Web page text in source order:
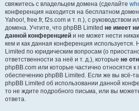
свяжитесь с владельцем домена (сделайте
конференция находится на бесплатном
Yahoo!, free.fr, f2s.com и т. п.), с руководством
домена. Учтите, что phpBB Limited не имеет
данной конференцией и не может нести
кем и как данная конференция используется.
Limited по юридическим вопросам (о
ответственности за неё и т. д.), которые не
phpBB.com или которые частично относятся
обеспечению phpBB Limited. Если же вы всё-
phpBB Limited об использовании данной
то не ждите подробного письма, или вы
ответа.